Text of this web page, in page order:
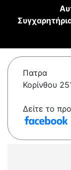
Πατρα
Κορίνθου
Δείτε το